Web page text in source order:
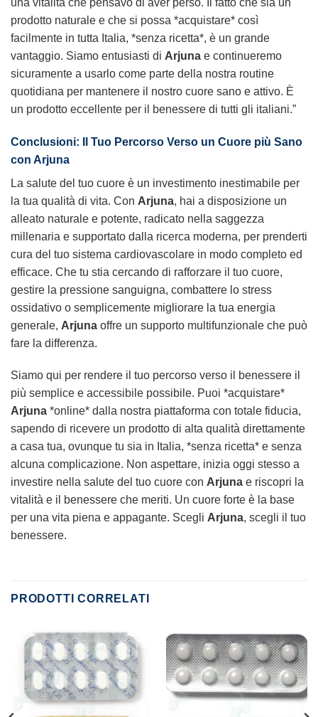
prodotto naturale e che si possa *acquistare* così
facilmente in tutta Italia, *senza ricetta*, è un grande
vantaggio. Siamo entusiasti di Arjuna e continueremo
sicuramente a usarlo come parte della nostra routine
quotidiana per mantenere il nostro cuore sano e attivo. È
un prodotto eccellente per il benessere di tutti gli italiani.”
Conclusioni: Il Tuo Percorso Verso un Cuore più Sano
con Arjuna
La salute del tuo cuore è un investimento inestimabile per
la tua qualità di vita. Con Arjuna, hai a disposizione un
alleato naturale e potente, radicato nella saggezza
millenaria e supportato dalla ricerca moderna, per prenderti
cura del tuo sistema cardiovascolare in modo completo ed
efficace. Che tu stia cercando di rafforzare il tuo cuore,
gestire la pressione sanguigna, combattere lo stress
ossidativo o semplicemente migliorare la tua energia
generale, Arjuna offre un supporto multifunzionale che può
fare la differenza.
Siamo qui per rendere il tuo percorso verso il benessere il
più semplice e accessibile possibile. Puoi *acquistare*
Arjuna *online* dalla nostra piattaforma con totale fiducia,
sapendo di ricevere un prodotto di alta qualità direttamente
a casa tua, ovunque tu sia in Italia, *senza ricetta* e senza
alcuna complicazione. Non aspettare, inizia oggi stesso a
investire nella salute del tuo cuore con Arjuna e riscopri la
vitalità e il benessere che meriti. Un cuore forte è la base
per una vita piena e appagante. Scegli Arjuna, scegli il tuo
benessere.
PRODOTTI CORRELATI